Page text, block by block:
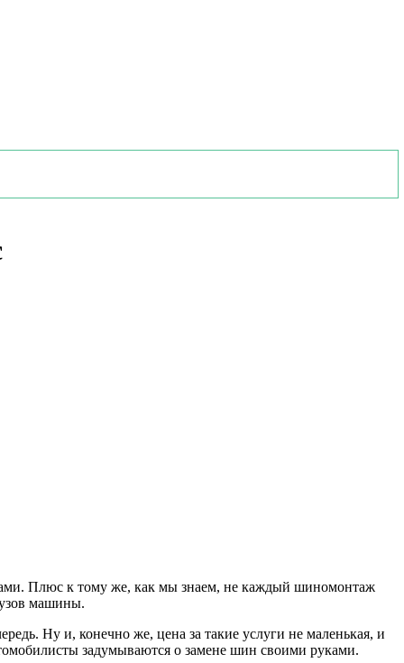
Плюс к тому же, как мы знаем, не каждый шиномонтаж
машины.
Ну и, конечно же, цена за такие услуги не маленькая, и
задумываются о замене шин своими руками.